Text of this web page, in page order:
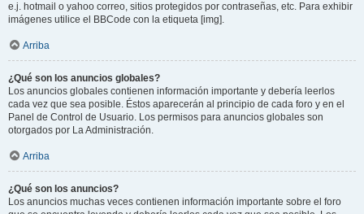
e.j. hotmail o yahoo correo, sitios protegidos por contraseñas, etc. Para exhibir
imágenes utilice el BBCode con la etiqueta [img].
Arriba
¿Qué son los anuncios globales?
Los anuncios globales contienen información importante y debería leerlos
cada vez que sea posible. Éstos aparecerán al principio de cada foro y en el
Panel de Control de Usuario. Los permisos para anuncios globales son
otorgados por La Administración.
Arriba
¿Qué son los anuncios?
Los anuncios muchas veces contienen información importante sobre el foro